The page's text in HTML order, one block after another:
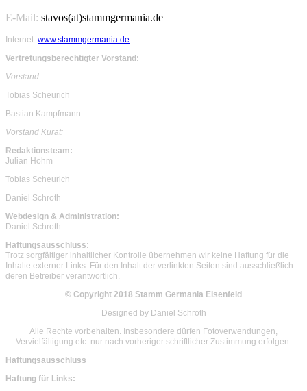
E-Mail: stavos(at)stammgermania.de
Internet: www.stammgermania.de
Vertretungsberechtigter Vorstand:
Vorstand :
Tobias Scheurich
Bastian Kampfmann
Vorstand Kurat:
Redaktionsteam:
Julian Hohm
Tobias Scheurich
Daniel Schroth
Webdesign & Administration:
Daniel Schroth
Haftungsausschluss:
Trotz sorgfältiger inhaltlicher Kontrolle übernehmen wir keine Haftung für die
Inhalte externer Links. Für den Inhalt der verlinkten Seiten sind ausschließlich
deren Betreiber verantwortlich.
© Copyright 2018 Stamm Germania Elsenfeld
Designed by Daniel Schroth
Alle Rechte vorbehalten. Insbesondere dürfen Fotoverwendungen,
Vervielfältigung etc. nur nach vorheriger schriftlicher Zustimmung erfolgen.
Haftungsausschluss
Haftung für Links: